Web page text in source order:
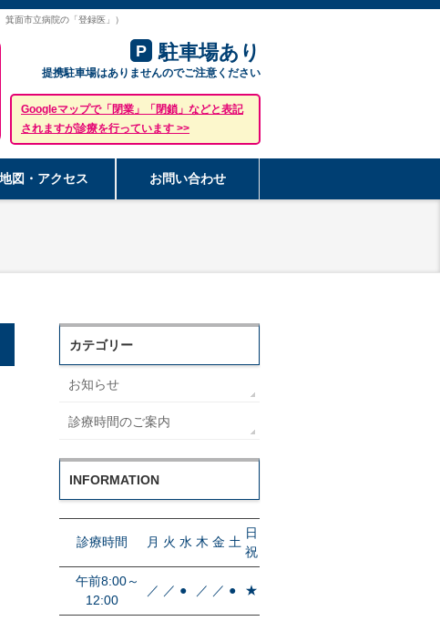
面市立病院の「登録医」）
P 駐車場あり
提携駐車場はありませんのでご注意ください
Googleマップで「閉業」「閉鎖」などと表記
されますが診療を行っています >>
地図・アクセス お問い合わせ
カテゴリー
お知らせ
診療時間のご案内
INFORMATION
診療時間 月 火 水 木 金 土
日
祝
午前8:00～
12:00
／ ／ ● ／ ／ ● ★